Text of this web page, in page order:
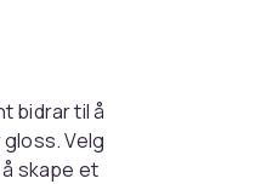
bidrar til å
Velg
skape et